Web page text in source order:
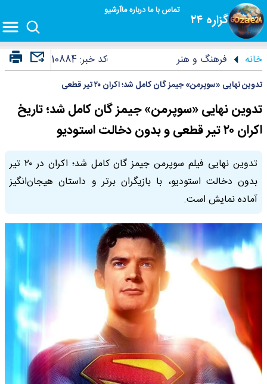
گزاره ۲۴
تماس با مادرباره ماآرشیو
خانه فرهنگ و هنر کد خبر:10884
تدوین نهایی «سوپرمن» جیمز گان کامل شد؛ اکران ۲۰ تیر قطعی
تدوین نهایی «سوپرمن» جیمز گان کامل شد؛ تاریخ
اکران ۲۰ تیر قطعی و بدون دخالت استودیو
تدوین نهایی فیلم سوپرمن جیمز گان کامل شد؛ اکران در ۲۰ تیر
بدون دخالت استودیو، با بازیگران برتر و داستان هیجان‌انگیز
آماده نمایش است.